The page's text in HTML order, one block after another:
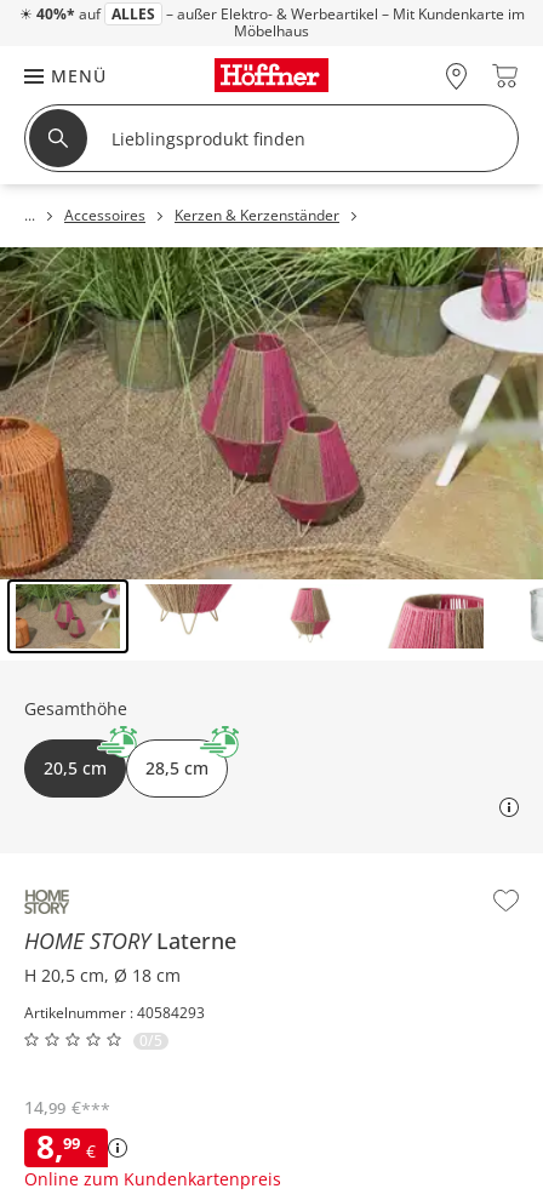
☀ 40%* auf ALLES – außer Elektro- & Werbeartikel – Mit Kundenkarte im
Möbelhaus
MENÜ
Accessoires Kerzen & Kerzenständer
HOME STORYLaterne
H 20,5 cm, Ø 18 cm
Artikelnummer : 40584293
0/5
8,99 €
Online zum Kundenkartenpreis
14,99 €***
Gesamthöhe
20,5 cm 28,5 cm